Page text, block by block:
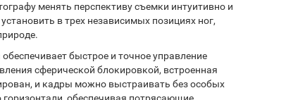
менять перспективу съемки интуитивно и
в трех независимых позициях ног,
быстрое и точное управление
сферической блокировкой, встроенная
и кадры можно выстраивать без особых